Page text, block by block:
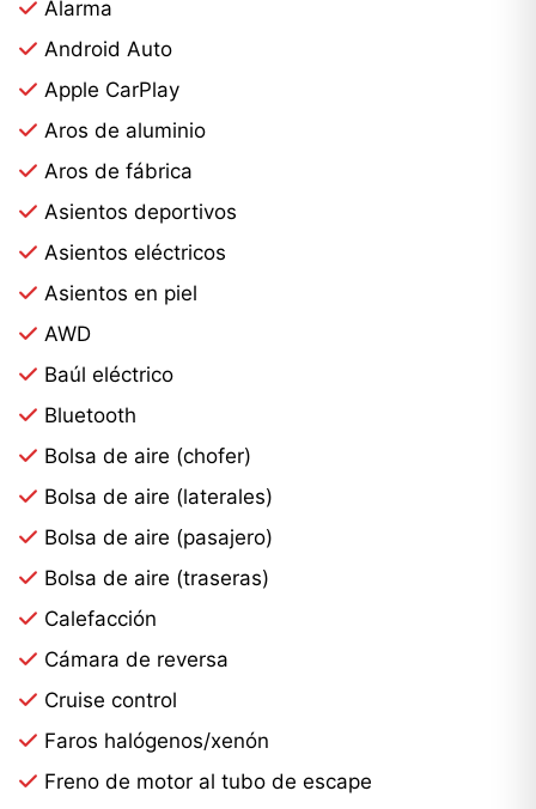
Alarma
Android Auto
Apple CarPlay
Aros de aluminio
Aros de fábrica
Asientos deportivos
Asientos eléctricos
Asientos en piel
AWD
Baúl eléctrico
Bluetooth
Bolsa de aire (chofer)
Bolsa de aire (laterales)
Bolsa de aire (pasajero)
Bolsa de aire (traseras)
Calefacción
Cámara de reversa
Cruise control
Faros halógenos/xenón
Freno de motor al tubo de escape